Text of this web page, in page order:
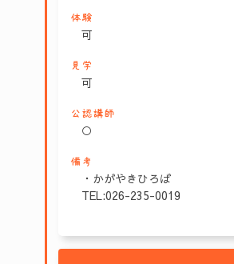
体験
可
見学
可
公認講師
○
備考
・かがやきひろば
TEL:026-235-0019